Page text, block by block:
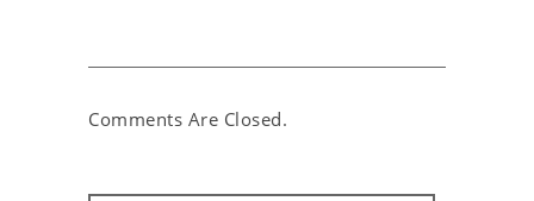
Comments Are Closed.